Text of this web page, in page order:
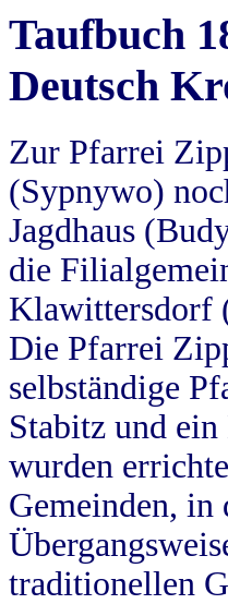
Taufbuch
Deutsch
Zur Pfarrei
(Sypnywo)
Jagdhaus
die
Klawittersdorf
Die Pfarrei
selbständige
Stabitz und
wurden
Gemeinden, in
traditionellen